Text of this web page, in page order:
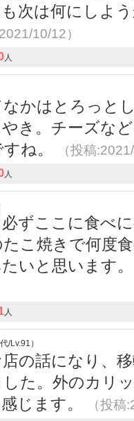
次は何にしよ
10/12）
人
かはとろっと
き。チーズな
ね。
（投稿
人
ずここに食べ
こ焼きで何度
いと思います
人
/Lv.91）
の話になり、
た。外のカリ
じます。
（投